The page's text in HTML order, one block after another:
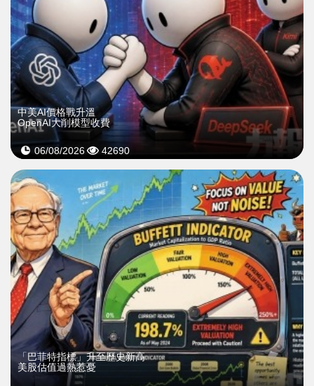
中美AI價格戰升溫
OpenAI大削模型收費
06/08/2026 42690
「巴菲特指標」升至歷史新高
美股估值過熱惹憂